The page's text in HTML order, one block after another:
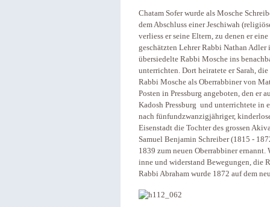
Chatam Sofer wurde als Mosche
dem Abschluss einer Jeschiwah
verliess er seine Eltern, zu denen er
geschätzten Lehrer Rabbi Nathan
übersiedelte Rabbi Mosche ins
unterrichten. Dort heiratete er Sarah,
Rabbi Mosche als Oberrabbiner von
Posten in Pressburg angeboten, den er
Kadosh Pressburg und unterrichtete in
nach fünfundzwanzigjähriger,
Eisenstadt die Tochter des grossen
Samuel Benjamin Schreiber (1815 -
1839 zum neuen Oberrabbiner ernannt.
inne und widerstand Bewegungen, die
Rabbi Abraham wurde 1872 auf dem